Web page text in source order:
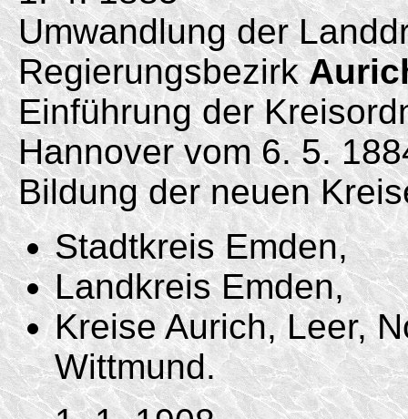
Umwandlung der
Regierungsbezirk
Einführung der
Hannover vom 6. 5.
Bildung der neuen
Stadtkreis Emden,
Landkreis Emden,
Kreise Aurich, Leer,
Wittmund.